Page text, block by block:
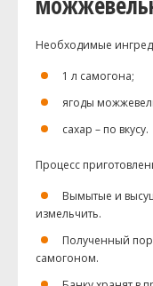
Необходимые
1 л самогона;
ягоды
сахар – по вкусу.
Процесс
Вымытые и
измельчить.
Полученный
самогоном.